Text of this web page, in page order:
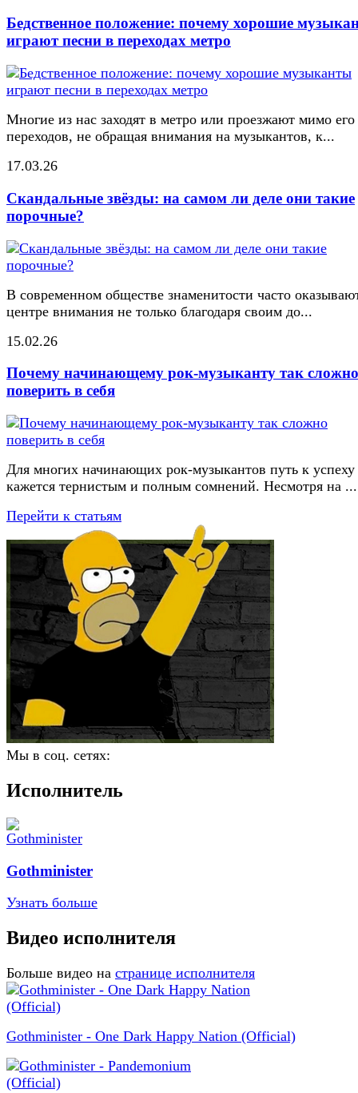
Бедственное положение: почему хорошие
играют песни в переходах метро
Многие из нас заходят в метро или проезжают мимо его
переходов, не обращая внимания на музыкантов, к...
17.03.26
Скандальные звёзды: на самом ли деле они такие
порочные?
В современном обществе знаменитости часто
центре внимания не только благодаря своим до...
15.02.26
Почему начинающему рок-музыканту так сложно
поверить в себя
Для многих начинающих рок-музыкантов путь к успеху
кажется тернистым и полным сомнений. Несмотря на ...
Перейти к статьям
Мы в соц. сетях:
Исполнитель
Gothminister
Узнать больше
Видео исполнителя
Больше видео на странице исполнителя
Gothminister - One Dark Happy Nation (Official)